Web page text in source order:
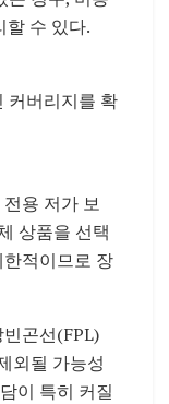
할 수 있다.
커버리지를 확
용 저가 보
상품을 선택
적이므로 장
곤선(FPL)
외될 가능성
이 특히 커질